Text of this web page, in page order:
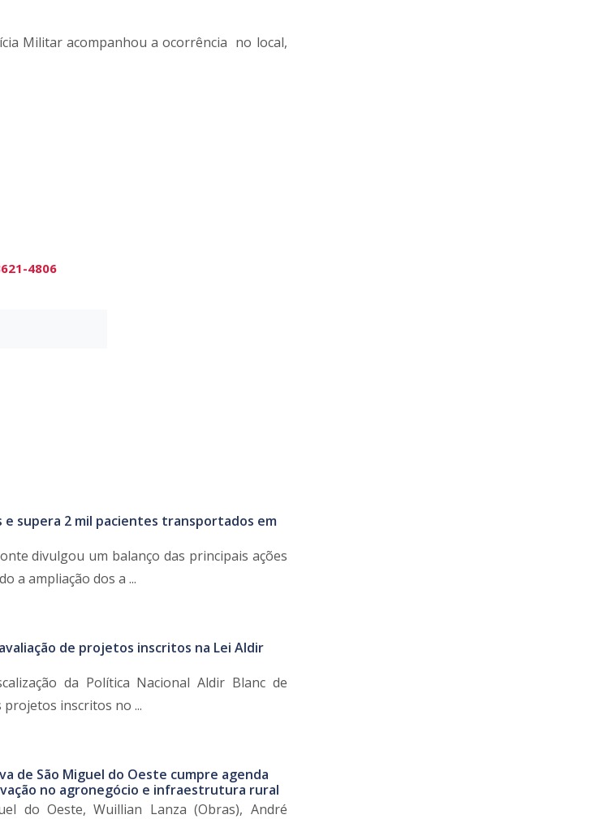
Militar acompanhou a ocorrência no local,
4806
e supera 2 mil pacientes transportados em
divulgou um balanço das principais ações
a ampliação dos a ...
de projetos inscritos na Lei Aldir
da Política Nacional Aldir Blanc de
inscritos no ...
de São Miguel do Oeste cumpre agenda
no agronegócio e infraestrutura rural
do Oeste, Wuillian Lanza (Obras), André